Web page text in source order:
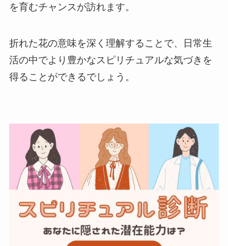
を育むチャンスが訪れます。
折れた花の意味を深く理解することで、日常生
活の中でより豊かなスピリチュアルな気づきを
得ることができるでしょう。